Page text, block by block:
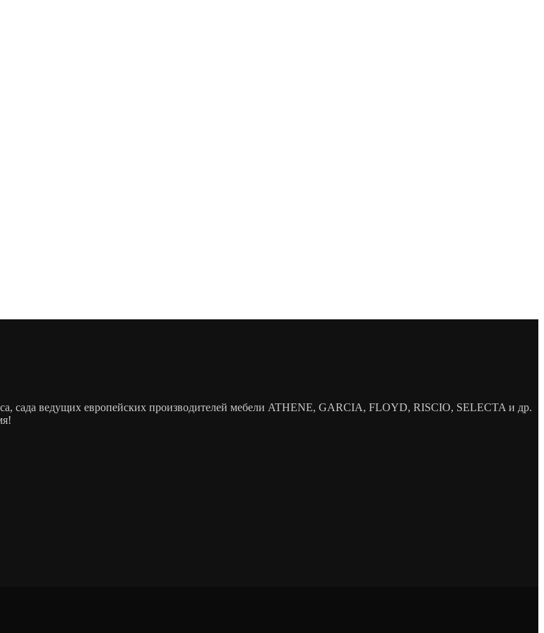
сада ведущих европейских производителей мебели ATHENE, GARCIA, FLOYD, RISCIO, SELECTA и др.